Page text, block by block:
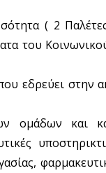
( 2
του
εδρεύει στην
ομάδων και